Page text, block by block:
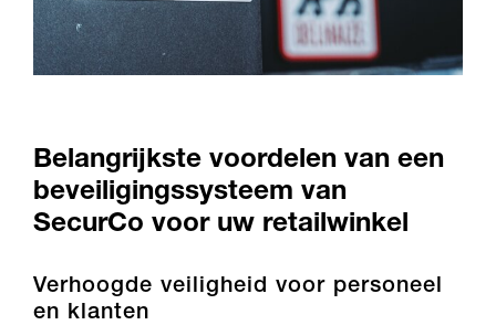
Belangrijkste voordelen van een
beveiligingssysteem van
SecurCo voor uw retailwinkel
Verhoogde veiligheid voor personeel
en klanten